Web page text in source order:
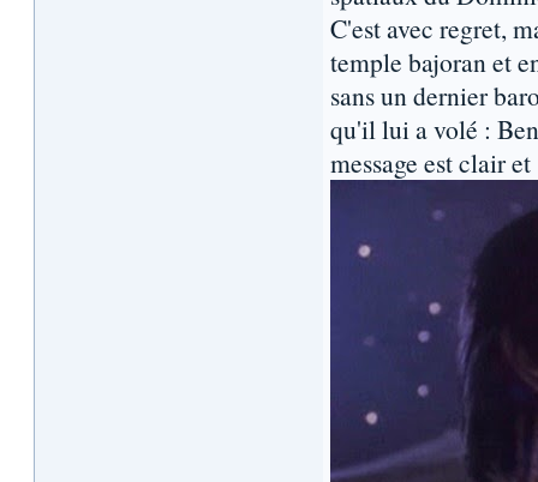
C'est avec regret,
temple bajoran et
sans un dernier
qu'il lui a volé :
message est clair